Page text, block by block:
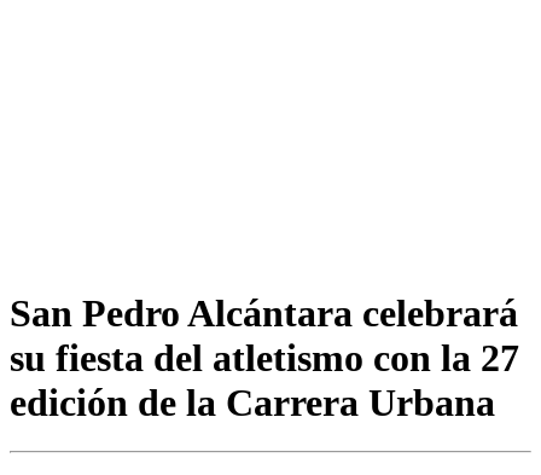
San Pedro Alcántara celebrará
su fiesta del atletismo con la 27
edición de la Carrera Urbana